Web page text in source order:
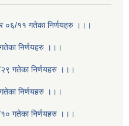
०६/११ गतेका निर्णयहरु ।।।
निर्णयहरु ।।।
गतेका निर्णयहरु ।।।
निर्णयहरु ।।।
गतेका निर्णयहरु ।।।